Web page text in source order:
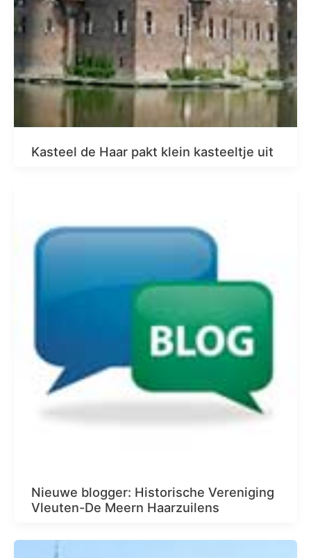
Kasteel de Haar pakt klein kasteeltje uit
Nieuwe blogger: Historische Vereniging
Vleuten-De Meern Haarzuilens